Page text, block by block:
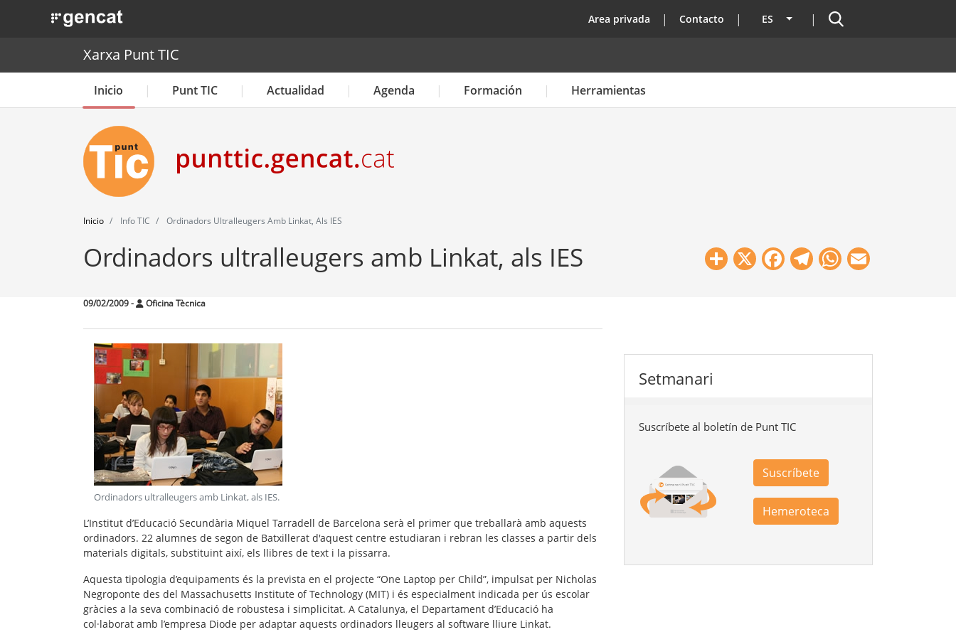
. Obre en una nova finestra. top
Area privada Contacto ES Lista adicional de acciones
Buscador
Xarxa Punt TIC
Inicio Punt TIC Actualidad Agenda Formación Herramientas
Inicio Info TIC Ordinadors Ultralleugers Amb Linkat, Als IES
Ordinadors ultralleugers amb Linkat, als IES Share
X Facebook
Telegram
WhatsApp
09/02/2009- Oficina Tècnica
Ordinadors ultralleugers amb Linkat, als IES.
L’Institut d’Educació Secundària Miquel Tarradell de Barcelona serà el primer que treballarà amb aquests
ordinadors. 22 alumnes de segon de Batxillerat d'aquest centre estudiaran i rebran les classes a partir dels
materials digitals, substituint així, els llibres de text i la pissarra.
Aquesta tipologia d’equipaments és la prevista en el projecte “One Laptop per Child”, impulsat per Nicholas
Negroponte des del Massachusetts Institute of Technology (MIT) i és especialment indicada per ús escolar
gràcies a la seva combinació de robustesa i simplicitat. A Catalunya, el Departament d’Educació ha
col·laborat amb l’empresa Diode per adaptar aquests ordinadors lleugers al software lliure Linkat.
Setmanari
Suscríbete al boletín de Punt TIC
Suscríbete
Hemeroteca